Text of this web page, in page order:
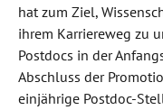
hat zum Ziel,
ihrem Karriereweg zu
Postdocs in der
Abschluss der
einjährige Postdoc-